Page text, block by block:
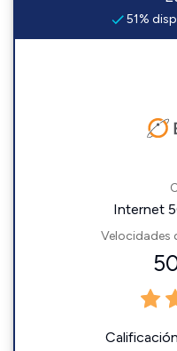
51%
Internet
Velocidades